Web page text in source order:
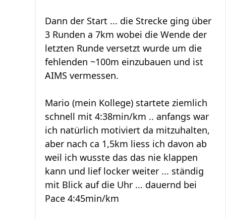
Dann der Start ... die Strecke ging über
3 Runden a 7km wobei die Wende der
letzten Runde versetzt wurde um die
fehlenden ~100m einzubauen und ist
AIMS vermessen.
Mario (mein Kollege) startete ziemlich
schnell mit 4:38min/km .. anfangs war
ich natürlich motiviert da mitzuhalten,
aber nach ca 1,5km liess ich davon ab
weil ich wusste das das nie klappen
kann und lief locker weiter ... ständig
mit Blick auf die Uhr ... dauernd bei
Pace 4:45min/km